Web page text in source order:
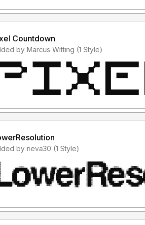
font ini dengan lisensi
IZIN dari kami, akan dikenakan biaya
hanya menerima "lisensi font" sebelum
tidak menerima "lisensi font" setelah
untuk keperluan komersil, padahal
font saya, anda membeli
font setelah penggunaan silahkan
lisensi font tersebut
tentang Lisensi apa yang akan anda
kasih.
Countdown
Added by Marcus Witting (1 Style)
Added by neva30 (1 Style)